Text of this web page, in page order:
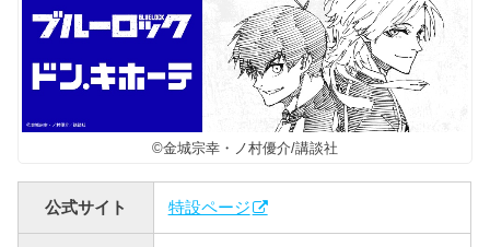
©金城宗幸・ノ村優介/講談社
公式サイト 特設ページ